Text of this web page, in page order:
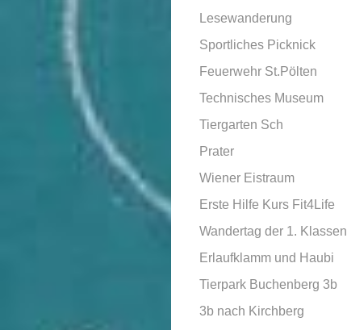
Lesewanderung
Sportliches Picknick
Feuerwehr St.Pölten
Technisches Museum
Tiergarten Sch
Prater
Wiener Eistraum
Erste Hilfe Kurs Fit4Life
Wandertag der 1. Klassen
Erlaufklamm und Haubi
Tierpark Buchenberg 3b
3b nach Kirchberg